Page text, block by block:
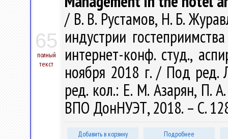
65
полный
текст
/ В. В. Рустамов, Н. Б.
индустрии
интернет-конф. студ.,
ноября 2018 г. / Под ред.
ред. кол.: Е. М. Азарян, П.
ВПО ДонНУЭТ, 2018. – С.
Добавить в корзину Подробнее